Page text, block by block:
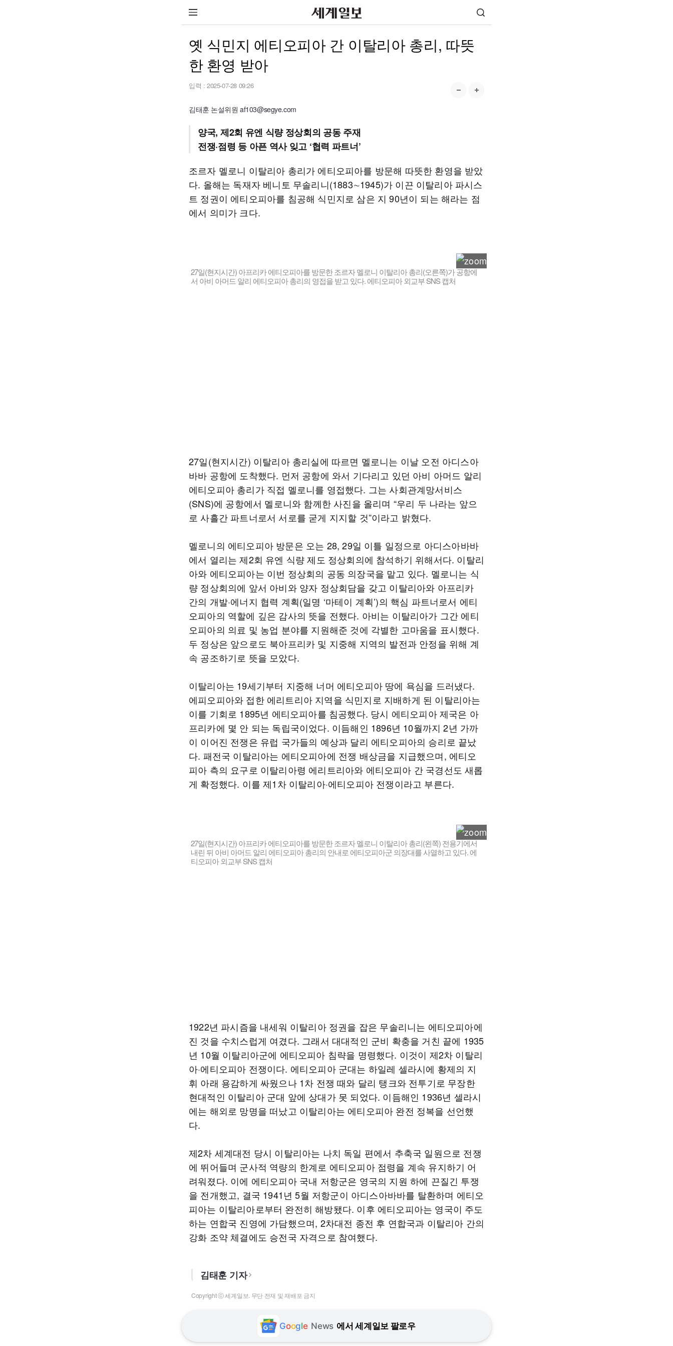
옛 식민지 에티오피아 간 이탈리아 총리, 따뜻
한 환영 받아
입력 : 2025-07-28 09:26
김태훈 논설위원 af103@segye.com
양국, 제2회 유엔 식량 정상회의 공동 주재
전쟁·점령 등 아픈 역사 잊고 ‘협력 파트너’
조르자 멜로니 이탈리아 총리가 에티오피아를 방문해 따뜻한 환영을 받았
다. 올해는 독재자 베니토 무솔리니(1883∼1945)가 이끈 이탈리아 파시스
트 정권이 에티오피아를 침공해 식민지로 삼은 지 90년이 되는 해라는 점
에서 의미가 크다.
27일(현지시간) 아프리카 에티오피아를 방문한 조르자 멜로니 이탈리아 총리(오른쪽)가 공항에
서 아비 아머드 알리 에티오피아 총리의 영접을 받고 있다. 에티오피아 외교부 SNS 캡처
27일(현지시간) 이탈리아 총리실에 따르면 멜로니는 이날 오전 아디스아
바바 공항에 도착했다. 먼저 공항에 와서 기다리고 있던 아비 아머드 알리
에티오피아 총리가 직접 멜로니를 영접했다. 그는 사회관계망서비스
(SNS)에 공항에서 멜로니와 함께한 사진을 올리며 “우리 두 나라는 앞으
로 사흘간 파트너로서 서로를 굳게 지지할 것”이라고 밝혔다.
멜로니의 에티오피아 방문은 오는 28, 29일 이틀 일정으로 아디스아바바
에서 열리는 제2회 유엔 식량 제도 정상회의에 참석하기 위해서다. 이탈리
아와 에티오피아는 이번 정상회의 공동 의장국을 맡고 있다. 멜로니는 식
량 정상회의에 앞서 아비와 양자 정상회담을 갖고 이탈리아와 아프리카
간의 개발·에너지 협력 계획(일명 ‘마테이 계획’)의 핵심 파트너로서 에티
오피아의 역할에 깊은 감사의 뜻을 전했다. 아비는 이탈리아가 그간 에티
오피아의 의료 및 농업 분야를 지원해준 것에 각별한 고마움을 표시했다.
두 정상은 앞으로도 북아프리카 및 지중해 지역의 발전과 안정을 위해 계
속 공조하기로 뜻을 모았다.
이탈리아는 19세기부터 지중해 너머 에티오피아 땅에 욕심을 드러냈다.
에피오피아와 접한 에리트리아 지역을 식민지로 지배하게 된 이탈리아는
이를 기회로 1895년 에티오피아를 침공했다. 당시 에티오피아 제국은 아
프리카에 몇 안 되는 독립국이었다. 이듬해인 1896년 10월까지 2년 가까
이 이어진 전쟁은 유럽 국가들의 예상과 달리 에티오피아의 승리로 끝났
다. 패전국 이탈리아는 에티오피아에 전쟁 배상금을 지급했으며, 에티오
피아 측의 요구로 이탈리아령 에리트리아와 에티오피아 간 국경선도 새롭
게 확정했다. 이를 제1차 이탈리아·에티오피아 전쟁이라고 부른다.
27일(현지시간) 아프리카 에티오피아를 방문한 조르자 멜로니 이탈리아 총리(왼쪽) 전용기에서
내린 뒤 아비 아머드 알리 에티오피아 총리의 안내로 에티오피아군 의장대를 사열하고 있다. 에
티오피아 외교부 SNS 캡처
1922년 파시즘을 내세워 이탈리아 정권을 잡은 무솔리니는 에티오피아에
진 것을 수치스럽게 여겼다. 그래서 대대적인 군비 확충을 거친 끝에 1935
년 10월 이탈리아군에 에티오피아 침략을 명령했다. 이것이 제2차 이탈리
아·에티오피아 전쟁이다. 에티오피아 군대는 하일레 셀라시에 황제의 지
휘 아래 용감하게 싸웠으나 1차 전쟁 때와 달리 탱크와 전투기로 무장한
현대적인 이탈리아 군대 앞에 상대가 못 되었다. 이듬해인 1936년 셀라시
에는 해외로 망명을 떠났고 이탈리아는 에티오피아 완전 정복을 선언했
다.
제2차 세계대전 당시 이탈리아는 나치 독일 편에서 추축국 일원으로 전쟁
에 뛰어들며 군사적 역량의 한계로 에티오피아 점령을 계속 유지하기 어
려워졌다. 이에 에티오피아 국내 저항군은 영국의 지원 하에 끈질긴 투쟁
을 전개했고, 결국 1941년 5월 저항군이 아디스아바바를 탈환하며 에티오
피아는 이탈리아로부터 완전히 해방됐다. 이후 에티오피아는 영국이 주도
하는 연합국 진영에 가담했으며, 2차대전 종전 후 연합국과 이탈리아 간의
강화 조약 체결에도 승전국 자격으로 참여했다.
김태훈 기자
Copyright ⓒ 세계일보. 무단 전재 및 재배포 금지
Google News 에서 세계일보 팔로우